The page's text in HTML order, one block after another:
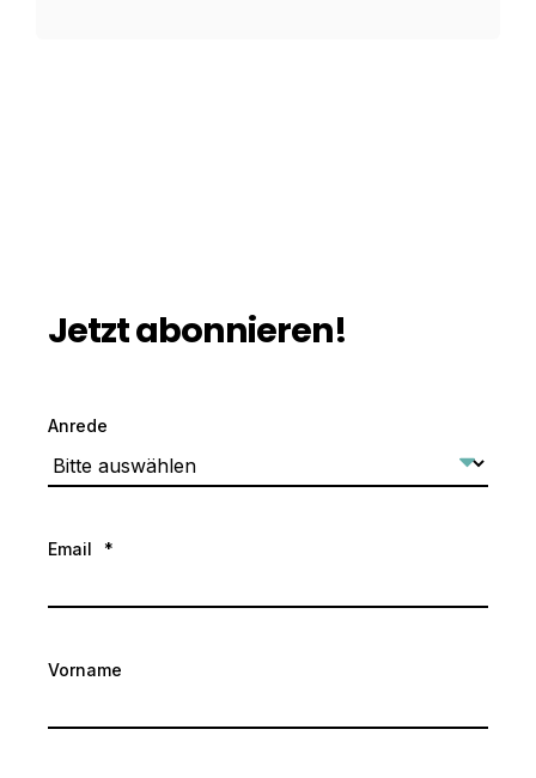
Jetzt abonnieren!
Anrede
Email *
Vorname